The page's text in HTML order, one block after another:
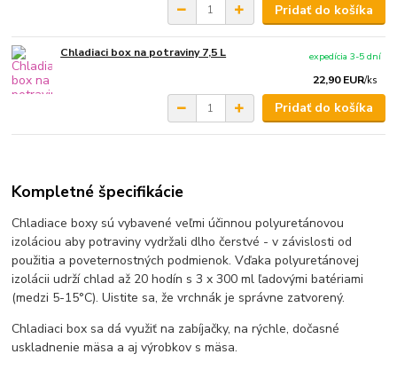
Pridať do košíka
Chladiaci box na potraviny 7,5 L
22,90 EUR/ks
expedícia 3-5 dní
Pridať do košíka
Kompletné špecifikácie
Chladiace boxy sú vybavené veľmi účinnou polyuretánovou
izoláciou aby potraviny vydržali dlho čerstvé - v závislosti od
použitia a poveternostných podmienok. Vďaka polyuretánovej
izolácii udrží chlad až 20 hodín s 3 x 300 ml ľadovými batériami
(medzi 5-15°C). Uistite sa, že vrchnák je správne zatvorený.
Chladiaci box sa dá využiť na zabíjačky, na rýchle, dočasné
uskladnenie mäsa a aj výrobkov s mäsa.